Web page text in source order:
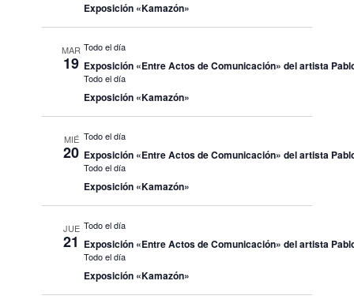
Exposición «Kamazón»
MAR
19
Todo el día
Exposición «Entre Actos de Comunicación» del artista
Todo el día
Exposición «Kamazón»
MIÉ
20
Todo el día
Exposición «Entre Actos de Comunicación» del artista
Todo el día
Exposición «Kamazón»
JUE
21
Todo el día
Exposición «Entre Actos de Comunicación» del artista
Todo el día
Exposición «Kamazón»